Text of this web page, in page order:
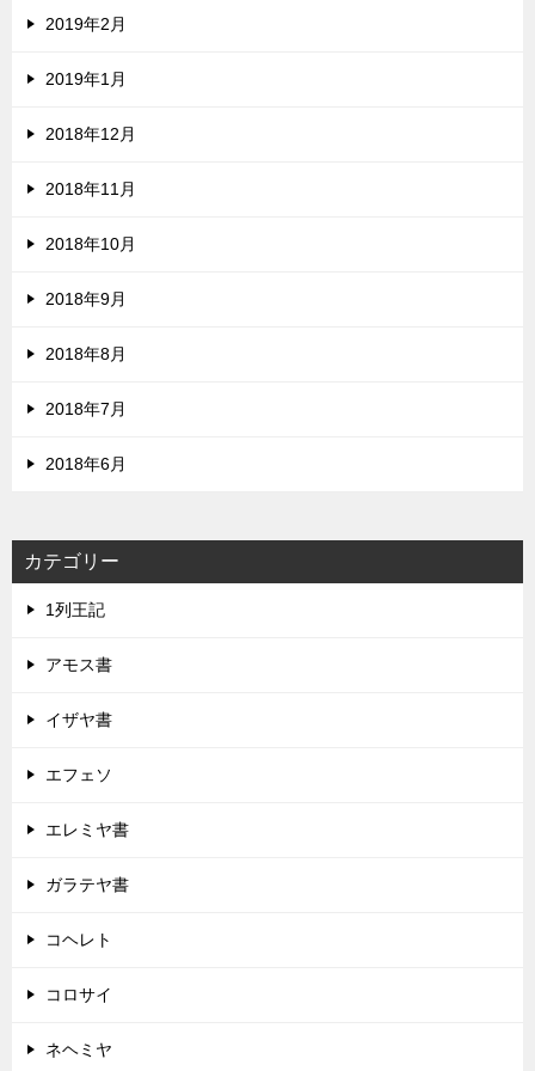
2019年2月
2019年1月
2018年12月
2018年11月
2018年10月
2018年9月
2018年8月
2018年7月
2018年6月
カテゴリー
1列王記
アモス書
イザヤ書
エフェソ
エレミヤ書
ガラテヤ書
コヘレト
コロサイ
ネヘミヤ